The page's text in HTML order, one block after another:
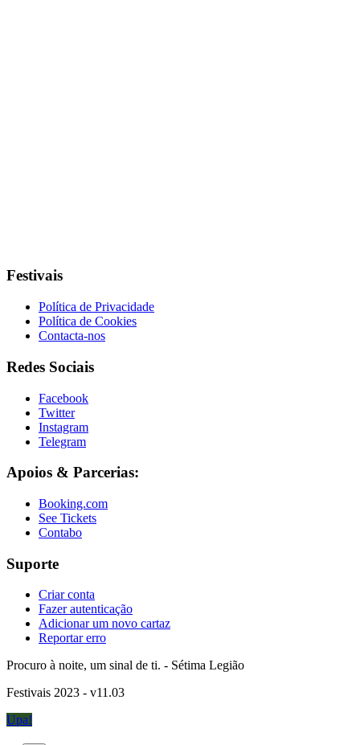
Festivais
Política de Privacidade
Política de Cookies
Contacta-nos
Redes Sociais
Facebook
Twitter
Instagram
Telegram
Apoios & Parcerias:
Booking.com
See Tickets
Contabo
Suporte
Criar conta
Fazer autenticação
Adicionar um novo cartaz
Reportar erro
Procuro à noite, um sinal de ti. - Sétima Legião
Festivais 2023 - v11.03
Upa!